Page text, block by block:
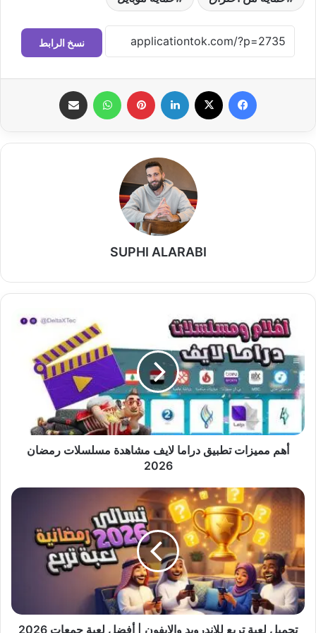
نسخ الرابط
فيسبوك لينكدإن بينتيريست واتساب
SUPHI ALARABI
مميزات
دراما
لايف
مشاهدة
مسلسلات
رمضان
2026
أهم مميزات تطبيق دراما لايف مشاهدة مسلسلات رمضان
2026
تحميل
لعبة
للاندرويد
والايفون
|
أفضل
لعبة
جمعات
2026
تحميل لعبة تربع للاندرويد والايفون | أفضل لعبة جمعات 2026